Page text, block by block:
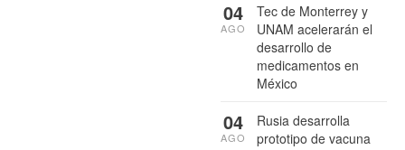
Tec de Monterrey y
UNAM acelerarán el
desarrollo de
medicamentos en
México
04
AGO
Rusia desarrolla
prototipo de vacuna
04
AGO